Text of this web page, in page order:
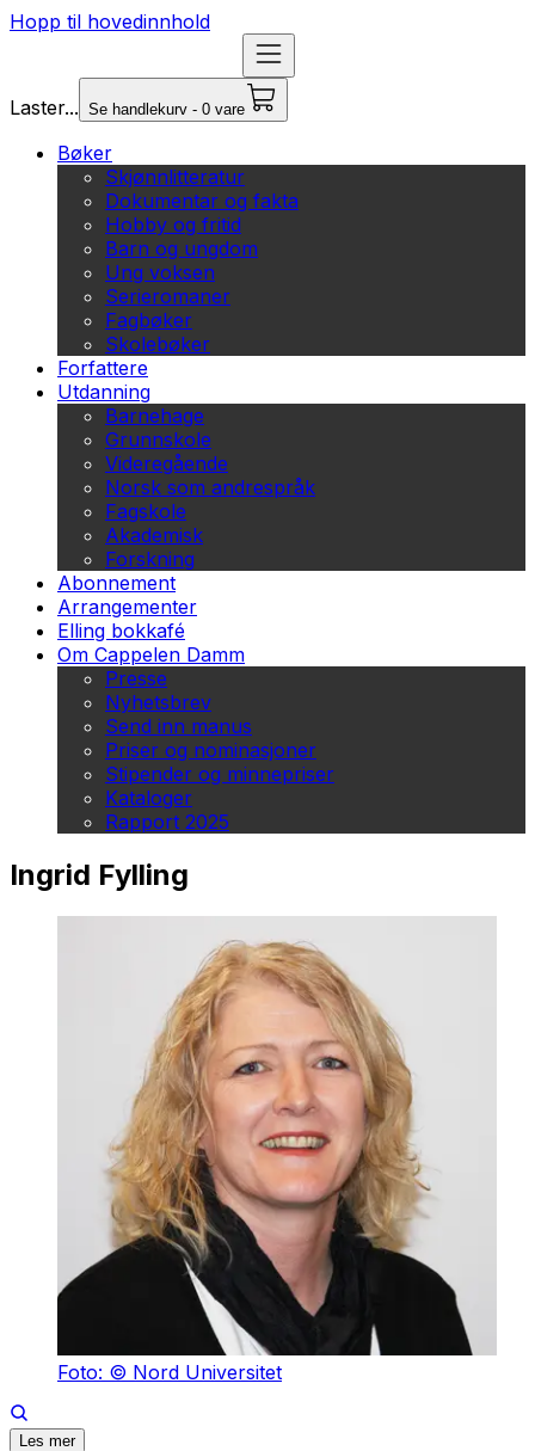
Hopp til hovedinnhold
Laster... Se handlekurv - 0 vare
Bøker
Skjønnlitteratur
Dokumentar og fakta
Hobby og fritid
Barn og ungdom
Ung voksen
Serieromaner
Fagbøker
Skolebøker
Forfattere
Utdanning
Barnehage
Grunnskole
Videregående
Norsk som andrespråk
Fagskole
Akademisk
Forskning
Abonnement
Arrangementer
Elling bokkafé
Om Cappelen Damm
Presse
Nyhetsbrev
Send inn manus
Priser og nominasjoner
Stipender og minnepriser
Kataloger
Rapport 2025
Ingrid Fylling
Foto: © Nord Universitet
Les mer